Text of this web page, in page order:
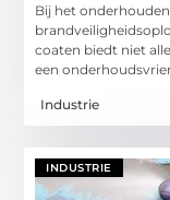
Bij het
coaten biedt niet
een
Industrie
INDUSTRIE